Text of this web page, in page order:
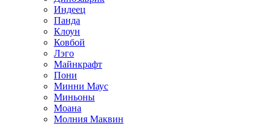
Индеец
Панда
Клоун
Ковбой
Лэго
Майнкрафт
Пони
Минни Маус
Миньоны
Моана
Молния Маквин